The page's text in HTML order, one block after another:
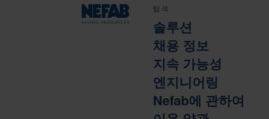
탐색
솔루션
채용 정보
지속 가능성
엔지니어링
Nefab에 관하여